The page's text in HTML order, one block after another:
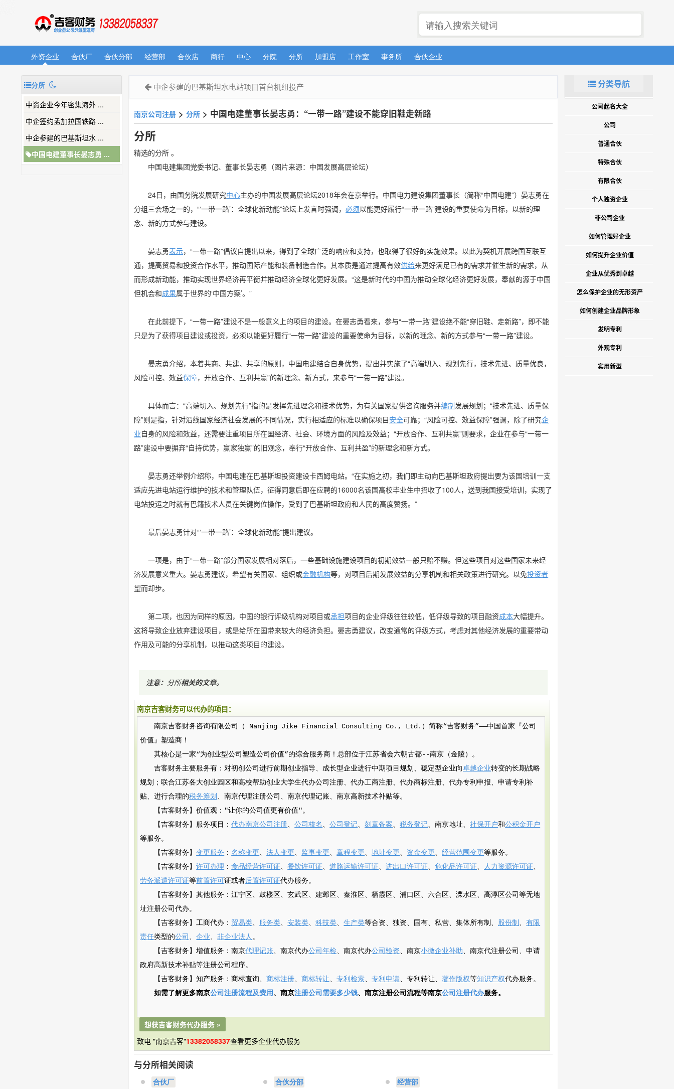
外资企业 合伙厂 合伙分部 经营部 合伙店 商行 中心 分院 分所 加盟店 工作室 事务所 合伙企业
分所
中资企业今年密集海外 ...
中企签约孟加拉国铁路 ...
中企参建的巴基斯坦水 ...
中国电建董事长晏志勇 ...
中企参建的巴基斯坦水电站项目首台机组投产
南京公司注册 > 分所 > 中国电建董事长晏志勇：“一带一路”建设不能穿旧鞋走新路
分所
精选的分所 。
中国电建集团党委书记、董事长晏志勇（图片来源：中国发展高层论坛）
24日，由国务院发展研究中心主办的中国发展高层论坛2018年会在京举行。中国电力建设集团董事长（简称“中国电建”）晏志勇在
分组三会场之一的，“‘一带一路’：全球化新动能”论坛上发言时强调，必须以能更好履行“一带一路”建设的重要使命为目标，以新的理
念、新的方式参与建设。
晏志勇表示，“一带一路”倡议自提出以来，得到了全球广泛的响应和支持，也取得了很好的实施效果。以此为契机开展跨国互联互
通，提高贸易和投资合作水平，推动国际产能和装备制造合作。其本质是通过提高有效供给来更好满足已有的需求并催生新的需求，从
而形成新动能，推动实现世界经济再平衡并推动经济全球化更好发展。“这是新时代的中国为推动全球化经济更好发展，奉献的源于中国
但机会和成果属于世界的‘中国方案’。”
在此前提下，“一带一路”建设不是一般意义上的项目的建设。在晏志勇看来，参与“一带一路”建设绝不能“穿旧鞋、走新路”，即不能
只是为了获得项目建设或投资，必须以能更好履行“一带一路”建设的重要使命为目标，以新的理念、新的方式参与“一带一路”建设。
晏志勇介绍，本着共商、共建、共享的原则，中国电建结合自身优势，提出并实施了“高端切入、规划先行，技术先进、质量优良，
风险可控、效益保障，开放合作、互利共赢”的新理念、新方式，来参与“一带一路”建设。
具体而言：“高端切入、规划先行”指的是发挥先进理念和技术优势，为有关国家提供咨询服务并编制发展规划；“技术先进、质量保
障”则是指，针对沿线国家经济社会发展的不同情况，实行相适应的标准以确保项目安全可靠；“风险可控、效益保障”强调，除了研究企
业自身的风险和效益，还需要注重项目所在国经济、社会、环境方面的风险及效益；“开放合作、互利共赢”则要求，企业在参与“一带一
路”建设中要摒弃“自持优势，赢家独赢”的旧观念，奉行“开放合作、互利共盈”的新理念和新方式。
晏志勇还举例介绍称，中国电建在巴基斯坦投资建设卡西姆电站。“在实施之初，我们即主动向巴基斯坦政府提出要为该国培训一支
适应先进电站运行维护的技术和管理队伍，征得同意后即在应聘的16000名该国高校毕业生中招收了100人，送到我国接受培训，实现了
电站投运之时就有巴籍技术人员在关键岗位操作，受到了巴基斯坦政府和人民的高度赞扬。”
最后晏志勇针对“‘一带一路’：全球化新动能”提出建议。
一项是，由于“一带一路”部分国家发展相对落后，一些基础设施建设项目的初期效益一般只赔不赚。但这些项目对这些国家未来经
济发展意义重大。晏志勇建议，希望有关国家、组织或金融机构等，对项目后期发展效益的分享机制和相关政策进行研究。以免投资者
望而却步。
第二项，也因为同样的原因，中国的银行评级机构对项目或承担项目的企业评级往往较低，低评级导致的项目融资成本大幅提升。
这将导致企业放弃建设项目，或是给所在国带来较大的经济负担。晏志勇建议，改变通常的评级方式，考虑对其他经济发展的重要带动
作用及可能的分享机制，以推动这类项目的建设。
注意： 分所相关的文章。
南京吉客财务可以代办的项目：
南京吉客财务咨询有限公司（ Nanjing Jike Financial Consulting Co., Ltd.）简称“吉客财务”——中国首家『公司
价值』塑造商！
其核心是一家“为创业型公司塑造公司价值”的综合服务商！总部位于江苏省会六朝古都--南京（金陵）。
吉客财务主要服务有：对初创公司进行前期创业指导、成长型企业进行中期项目规划、稳定型企业向卓越企业转变的长期战略
规划；联合江苏各大创业园区和高校帮助创业大学生代办公司注册、代办工商注册、代办商标注册、代办专利申报、申请专利补
贴、进行合理的税务筹划 、南京代理注册公司、南京代理记账、南京高新技术补贴等。
【吉客财务】价值观："让你的公司值更有价值"。
【吉客财务】服务项目：代办南京公司注册、公司核名、公司登记、刻章备案、税务登记、南京地址、社保开户和公积金开户
等服务。
【吉客财务】变更服务 ：名称变更、法人变更、 监事变更、章程变更、地址变更、 资金变更、经营范围变更等服务。
【吉客财务】许可办理 ：食品经营许可证、餐饮许可证、道路运输许可证、进出口许可证、危化品许可证、 人力资源许可证、
劳务派遣许可证等前置许可证或者后置许可证代办服务。
【吉客财务】其他服务：江宁区、鼓楼区、玄武区、建邺区、秦淮区、栖霞区、浦口区、六合区、溧水区、高淳区公司等无地
址注册公司代办。
【吉客财务】工商代办： 贸易类、 服务类、安装类、科技类、生产类等合资、独资、国有、私营、集体所有制、 股份制 、有限
责任类型的公司 、企业、非企业法人。
【吉客财务】增值服务：南京代理记账、南京代办公司年检、南京代办公司验资、南京小微企业补助、南京代注册公司、申请
政府高新技术补贴等注册公司程序。
【吉客财务】知产服务：商标查询、商标注册、商标转让、专利检索、专利申请、专利转让、著作版权等知识产权代办服务。
如需了解更多南京公司注册流程及费用、南京注册公司需要多少钱、南京注册公司流程等南京公司注册代办服务。
想获吉客财务代办服务 »
致电 "南京吉客"13382058337查看更多企业代办服务
与分所相关阅读
合伙厂 合伙分部 经营部
分类导航
公司起名大全
公司
普通合伙
特殊合伙
有限合伙
个人独资企业
非公司企业
如何管理好企业
如何提升企业价值
企业从优秀到卓越
怎么保护企业的无形资产
如何创建企业品牌形象
发明专利
外观专利
实用新型